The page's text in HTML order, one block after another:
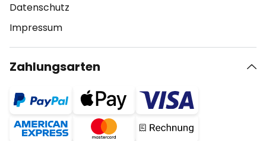
Datenschutz
Impressum
Zahlungsarten